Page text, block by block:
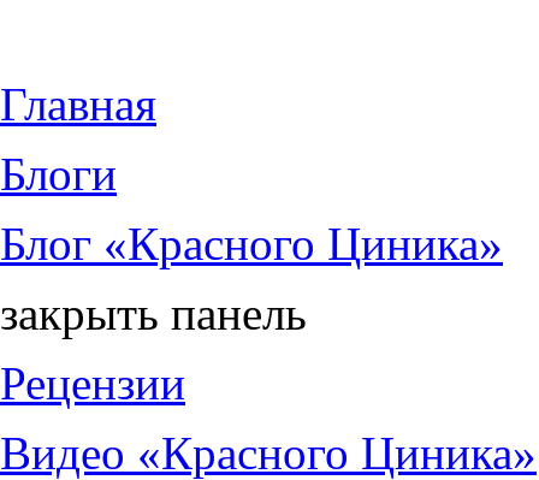
Главная
Блоги
Блог «Красного Циника»
закрыть панель
Рецензии
Видео «Красного Циника»